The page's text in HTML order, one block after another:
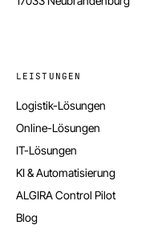
LEISTUNGEN
Logistik-Lösungen
Online-Lösungen
IT-Lösungen
KI & Automatisierung
ALGIRA Control Pilot
Blog